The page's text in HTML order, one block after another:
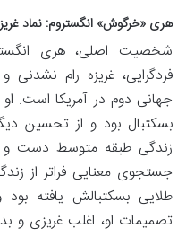
هری «خرگوش» انگستروم: نماد
شخصیت اصلی، هری
فردگرایی، غریزه رام
جهانی دوم در آمریکا است. او
بسکتبال بود و از تحسین
زندگی طبقه متوسط دست و
جستجوی معنایی فراتر از
طلایی بسکتبالش یافته
تصمیمات او، اغلب غریزی و